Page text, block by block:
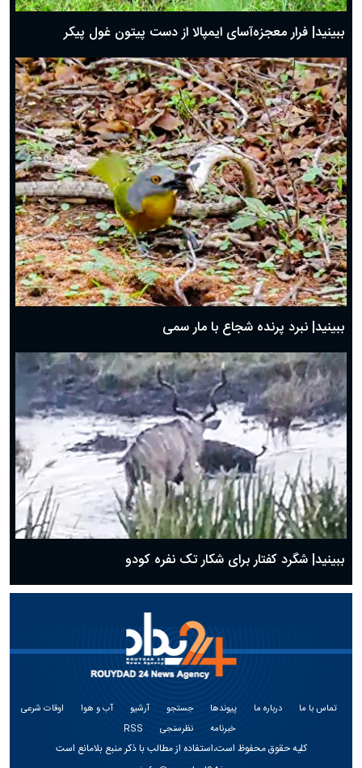
ببینید| فرار معجزه‌آسای ایمپالا از دست پیتون غول پیکر
ببینید| نبرد پرنده شجاع با مار سمی
ببینید| شگرد کفتار برای شکار تک نفره کودو
تماس با ما درباره ما پیوندها جستجو آرشیو آب و هوا
اوقات شرعی
خبرنامه
نظرسنجی RSS
کلیه حقوق محفوظ است،استفاده از مطالب با ذکر منبع بلامانع است